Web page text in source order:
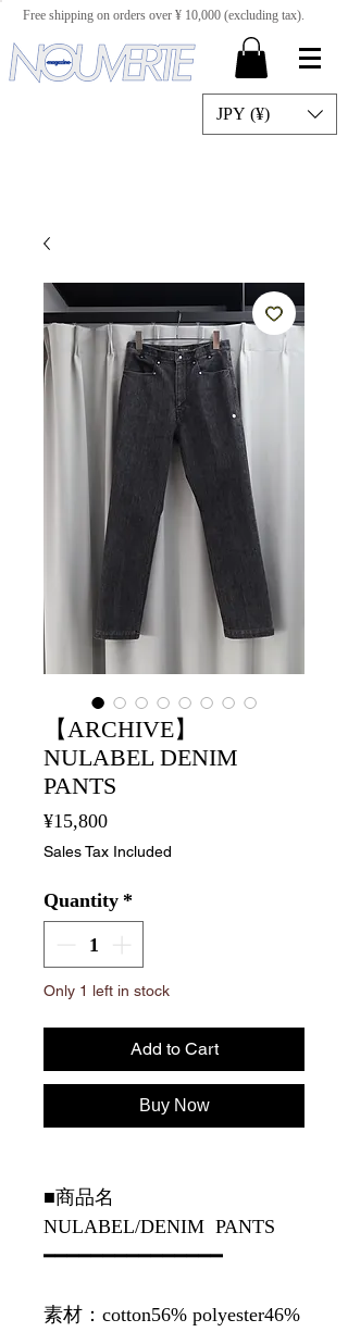
Free shipping on orders over ¥ 10,000 (excluding tax).
JPY (¥)
【ARCHIVE】
NULABEL DENIM
PANTS
¥15,800Price
Sales Tax Included
Quantity *
Only 1 left in stock
Add to Cart
Buy Now
■商品名
NULABEL/DENIM PANTS
━━━━━━━━━━━━━━━
素材：cotton56% polyester46%